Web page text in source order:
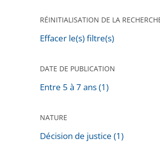
pour
après
RÉINITIALISATION DE LA
Effacer le(s) filtre(s)
DATE DE PUBLICATION
Entre 5 à 7 ans (1)
NATURE
Décision de justice (1)